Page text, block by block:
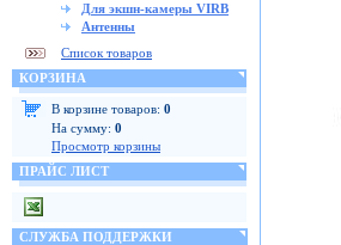
Для экшн-камеры VIRB
Антенны
Список товаров
КОРЗИНА
В корзине товаров: 0
На сумму: 0
Просмотр корзины
ПРАЙС ЛИСТ
СЛУЖБА ПОДДЕРЖКИ